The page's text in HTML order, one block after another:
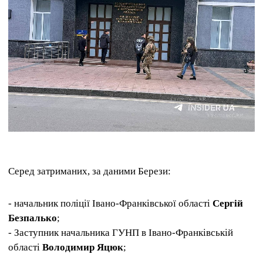
Серед затриманих, за даними Берези:
- начальник поліції Івано-Франківської області Сергій
Безпалько;
- Заступник начальника ГУНП в Івано-Франківській
області Володимир Яцюк;